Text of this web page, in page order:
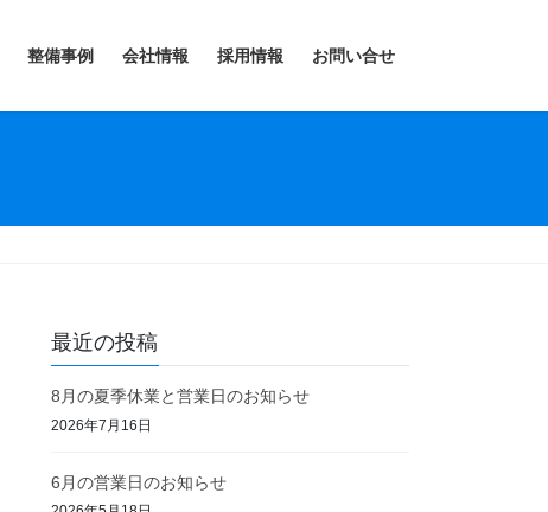
整備事例 会社情報 採用情報 お問い合せ
最近の投稿
8月の夏季休業と営業日のお知らせ
2026年7月16日
6月の営業日のお知らせ